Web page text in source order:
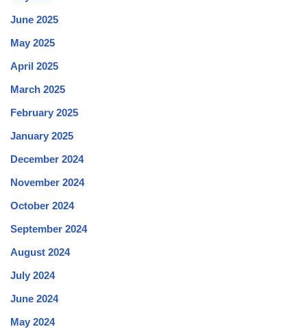
June 2025
May 2025
April 2025
March 2025
February 2025
January 2025
December 2024
November 2024
October 2024
September 2024
August 2024
July 2024
June 2024
May 2024